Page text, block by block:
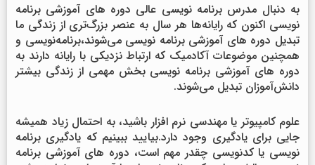
به دنبال مدرس برنامه نویسی عالی دوره های آموزشی برنامه
نویسی اکنون که رایانه‌ها هر سال به عنصر بزرگ‌تری از زندگی ما
تبدیل دوره های آموزشی برنامه نویسی می‌شوند،برنامه‌نویسی و
همچنین موضوعات آکادمیک که ارتباط نزدیکی با رایانه دارند به
دوره های آموزشی برنامه نویسی بخش مهمی از زندگی بیشتر
دانش‌آموزان تبدیل می‌شوند.
علوم کامپیوتر یا مهندسی نرم افزار باشید، به احتمال زیاد همیشه
جایی برای یادگیری وجود دارد.بیایید ببینیم که یادگیری برنامه
نویسی یا کدنویسی چقدر مهم است، دوره های آموزشی برنامه